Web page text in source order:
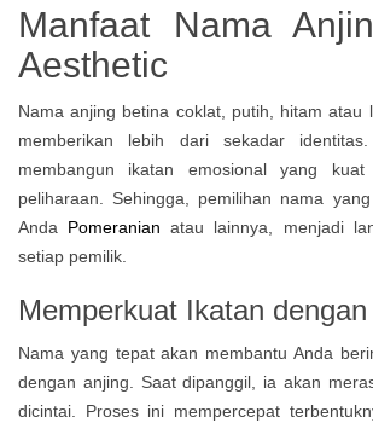
Manfaat Nama
Aesthetic
Nama anjing betina coklat, putih, hitam atau
memberikan lebih dari sekadar
membangun ikatan emosional yang
peliharaan. Sehingga, pemilihan nama
Anda Pomeranian atau lainnya, menjadi
setiap pemilik.
Memperkuat Ikatan dengan
Nama yang tepat akan membantu Anda
dengan anjing. Saat dipanggil, ia akan
dicintai. Proses ini mempercepat